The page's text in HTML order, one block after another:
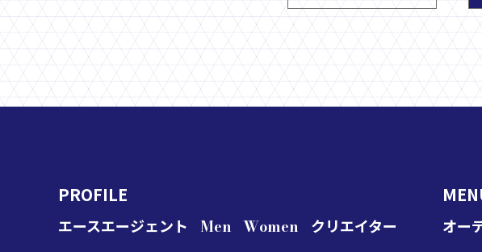
PROFILE
エースエージェント Men Women クリエイター オー